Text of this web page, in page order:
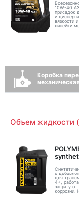
10W-40
присадок
и
вязкости
линейки
Коробка
Объем жидкости
с
для
4+,
защиту от
коррозии.